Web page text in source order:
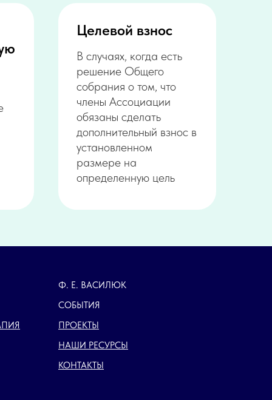
Целевой взнос
В случаях, когда есть
решение Общего
собрания о том, что
члены Ассоциации
обязаны сделать
дополнительный взнос в
установленном
размере на
определенную цель
Ф. Е. ВАСИЛЮК
СОБЫТИЯ
ПРОЕКТЫ
НАШИ РЕСУРСЫ
КОНТАКТЫ